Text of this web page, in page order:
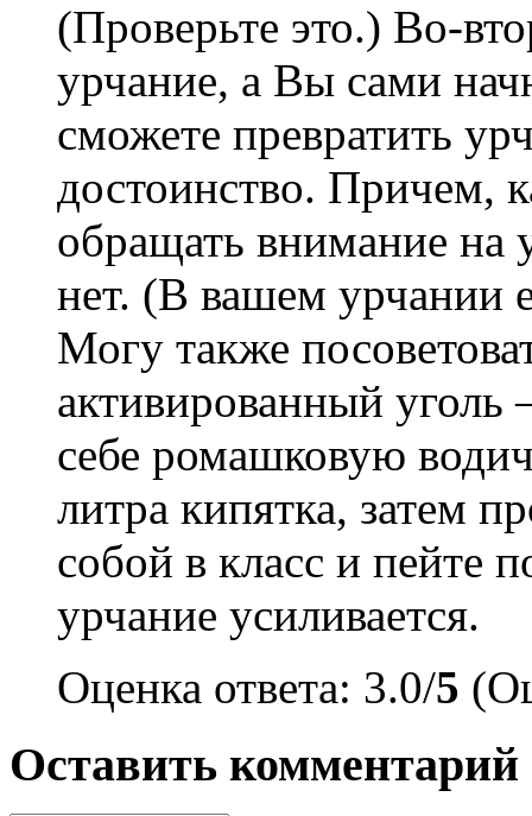
(Проверьте это.) Во-
урчание, а Вы сами
сможете превратить
достоинство. Причем,
обращать внимание на
нет. (В вашем урчании
Могу также
активированный
себе ромашковую
литра кипятка, затем
собой в класс и пейте
урчание усиливается.
Оценка ответа: 3.0/5
Оставить комментарий